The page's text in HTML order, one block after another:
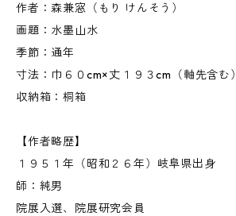
作者：森兼窓（もり けんそう）
画題：水墨山水
季節：通年
寸法：巾６０cm×丈１９３cm（軸先含む）
収納箱：桐箱
【作者略歴】
１９５１年（昭和２６年）岐阜県出身
師：純男
院展入選、院展研究会員